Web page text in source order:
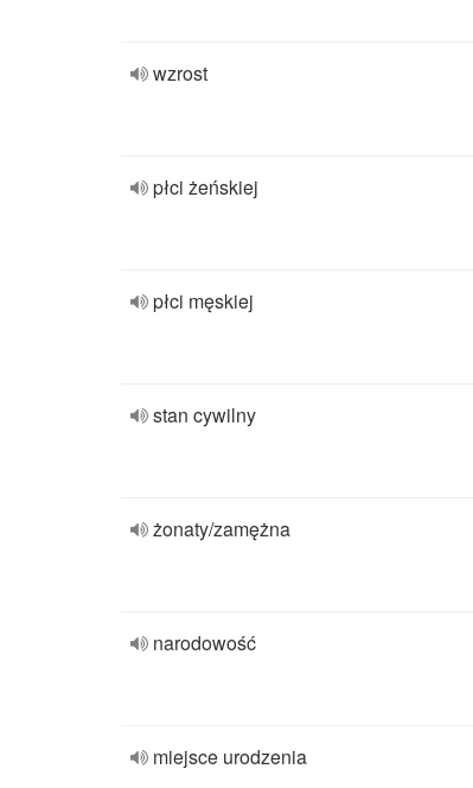
wzrost
płci żeńskiej
płci męskiej
stan cywilny
żonaty/zamężna
narodowość
miejsce urodzenia